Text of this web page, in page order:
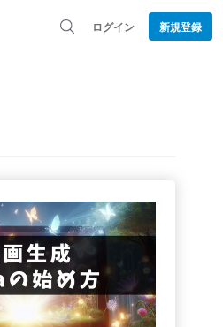
ログイン 新規登録